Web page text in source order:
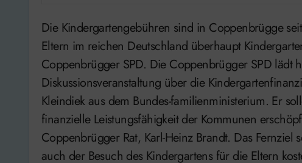
Die Kindergartengebühren sind in Coppenbrügge seit Monaten in der Diskussion. Warum müssen
Eltern im reichen Deutschland überhaupt
Coppenbrügger SPD. Die Coppenbrügger SPD lädt
Diskussionsveranstaltung über die
Kleindiek aus dem Bundes-familienministerium. Er
finanzielle Leistungsfähigkeit der Kommunen
Coppenbrügger Rat, Karl-Heinz Brandt. Das
auch der Besuch des Kindergartens für die Eltern